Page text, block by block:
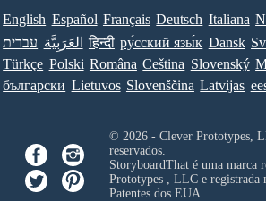
English Español Français Deutsch Italiana
עברית العَرَبِيَّة हिन्दी ру́сский язы́к Dansk
Türkçe Polski Româna Ceština Slovenský
български Lietuvos Slovenščina Latvijas
© 2026 - Clever Prototypes,
reservados.
StoryboardThat é uma marca
Prototypes , LLCe registrada
Patentes dos EUA